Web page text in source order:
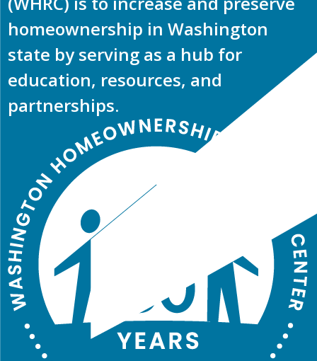
homeownership in Washington
state by serving as a hub for
education, resources, and
partnerships.